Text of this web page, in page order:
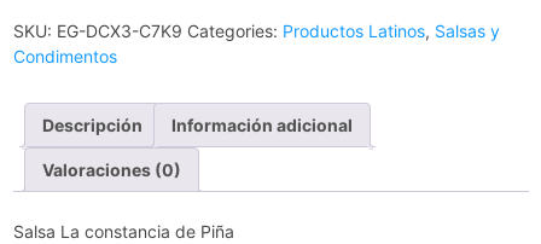
SKU: EG-DCX3-C7K9 Categories: Productos Latinos, Salsas y
Condimentos
Descripción Información adicional
Valoraciones (0)
Salsa La constancia de Piña